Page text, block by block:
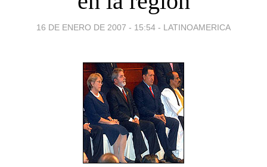
16 DE ENERO DE 2007 - 15:54 - LATINOAMERICA